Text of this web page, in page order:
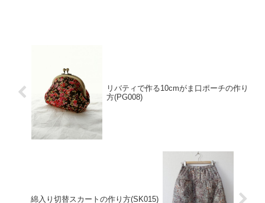
リバティで作る10cmがま口ポーチの作り
方(PG008)
綿入り切替スカートの作り方(SK015)